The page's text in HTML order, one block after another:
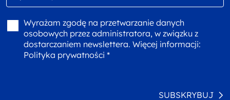
Wyrażam zgodę na przetwarzanie danych
osobowych przez administratora, w związku z
dostarczaniem newslettera. Więcej informacji:
Polityka prywatności *
SUBSKRYBUJ